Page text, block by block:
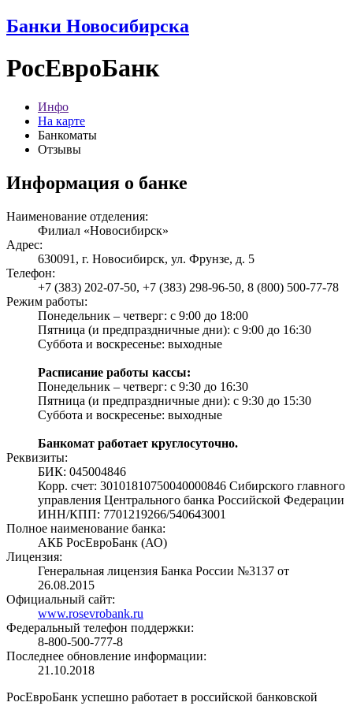
Банки Новосибирска
РосЕвроБанк
Инфо
На карте
Банкоматы
Отзывы
Информация о банке
Наименование отделения:
Филиал «Новосибирск»
Адрес:
630091, г. Новосибирск, ул. Фрунзе, д. 5
Телефон:
+7 (383) 202-07-50, +7 (383) 298-96-50, 8 (800) 500-77-78
Режим работы:
Понедельник – четверг: с 9:00 до 18:00
Пятница (и предпраздничные дни): с 9:00 до 16:30
Суббота и воскресенье: выходные
Расписание работы кассы:
Понедельник – четверг: с 9:30 до 16:30
Пятница (и предпраздничные дни): с 9:30 до 15:30
Суббота и воскресенье: выходные
Банкомат работает круглосуточно.
Реквизиты:
БИК: 045004846
Корр. счет: 30101810750040000846 Сибирского главного
управления Центрального банка Российской Федерации
ИНН/КПП: 7701219266/540643001
Полное наименование банка:
АКБ РосЕвроБанк (АО)
Лицензия:
Генеральная лицензия Банка России №3137 от
26.08.2015
Официальный сайт:
www.rosevrobank.ru
Федеральный телефон поддержки:
8-800-500-777-8
Последнее обновление информации:
21.10.2018
РосЕвроБанк успешно работает в российской банковской